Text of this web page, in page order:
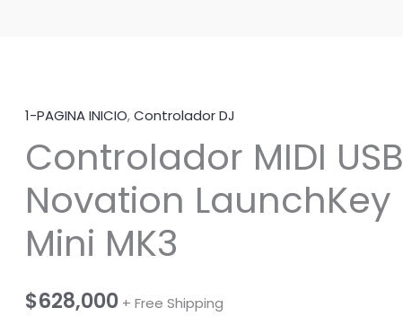
1-PAGINA INICIO,Controlador DJ
Controlador MIDI USB
Novation LaunchKey
Mini MK3
$628,000 + Free Shipping